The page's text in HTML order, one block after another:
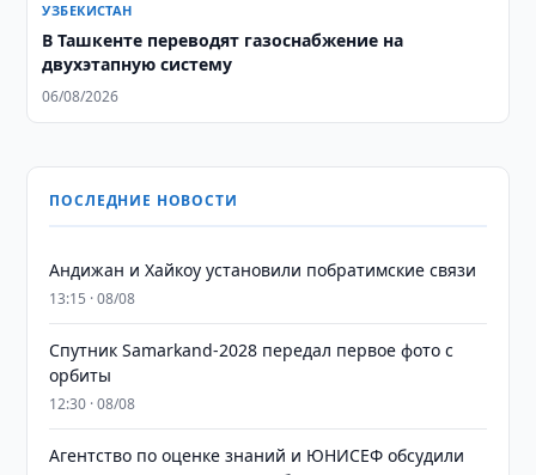
УЗБЕКИСТАН
В Ташкенте переводят газоснабжение на
двухэтапную систему
06/08/2026
ПОСЛЕДНИЕ НОВОСТИ
Андижан и Хайкоу установили побратимские связи
13:15 · 08/08
Спутник Samarkand-2028 передал первое фото с
орбиты
12:30 · 08/08
Агентство по оценке знаний и ЮНИСЕФ обсудили